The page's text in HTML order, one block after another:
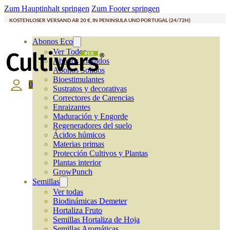
Zum Hauptinhalt springen Zum Footer springen
KOSTENLOSER VERSAND AB 20 €, IN PENINSULA UND PORTUGAL (24/72H)
Abonos Eco
Ver Todos
Abonos Líquidos
Abonos Solidos
Bioestimulantes
Sustratos y decorativas
Correctores de Carencias
Enraizantes
Maduración y Engorde
Regeneradores del suelo
Ácidos húmicos
Materias primas
Protección Cultivos y Plantas
Plantas interior
GrowPunch
Semillas
Ver todas
Biodinámicas Demeter
Hortaliza Fruto
Semillas Hortaliza de Hoja
0